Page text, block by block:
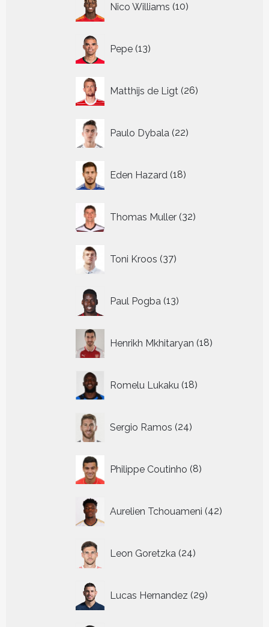
Nico Williams 10
producten
Pepe 13
producten
Matthijs de Ligt 26
producten
Paulo Dybala 22
producten
Eden Hazard 18
producten
Thomas Muller 32
producten
Toni Kroos 37
producten
Paul Pogba 13
producten
Henrikh Mkhitaryan 18
producten
Romelu Lukaku 18
producten
Sergio Ramos 24
producten
Philippe Coutinho 8
producten
Aurelien Tchouameni 42
producten
Leon Goretzka 24
producten
Lucas Hernandez 29
producten